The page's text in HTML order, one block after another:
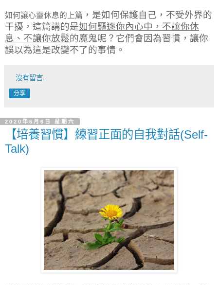
如何讓心靈休息的上篇 ，是如何保護自己，不受外界的
干擾，這篇講的是如何驅逐你內心中，不讓你休
息、不讓你放鬆的魔鬼呢？它們會因為習慣，讓你
誤以為這是改變不了的事情。
沒有留言:
分享
2020年6月6日 星期六
【培養習慣】練習正面的自我對話(Self-
Talk)